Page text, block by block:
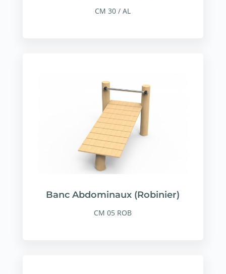
CM 30 / AL
Banc Abdominaux (Robinier)
CM 05 ROB